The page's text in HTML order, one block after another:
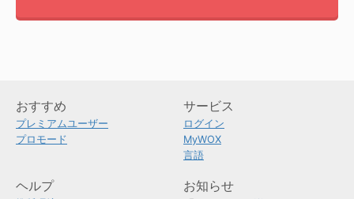
おすすめ
プレミアムユーザー
プロモード
サービス
ログイン
MyWOX
言語
ヘルプ お知らせ